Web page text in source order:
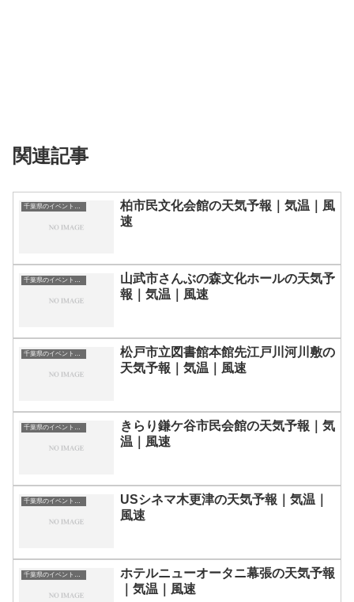
関連記事
千葉県のイベント会場一覧
柏市民文化会館の天気予報｜気温｜風
速
千葉県のイベント会場一覧
山武市さんぶの森文化ホールの天気予
報｜気温｜風速
千葉県のイベント会場一覧
松戸市立図書館本館先江戸川河川敷の
天気予報｜気温｜風速
千葉県のイベント会場一覧
きらり鎌ケ谷市民会館の天気予報｜気
温｜風速
千葉県のイベント会場一覧
USシネマ木更津の天気予報｜気温｜
風速
千葉県のイベント会場一覧
ホテルニューオータニ幕張の天気予報
｜気温｜風速